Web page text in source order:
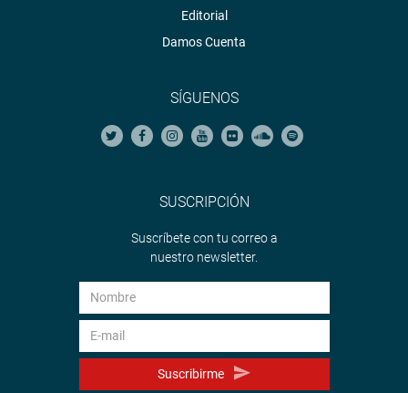
Editorial
Damos Cuenta
SÍGUENOS
SUSCRIPCIÓN
Suscríbete con tu correo a
nuestro newsletter.
Suscribirme